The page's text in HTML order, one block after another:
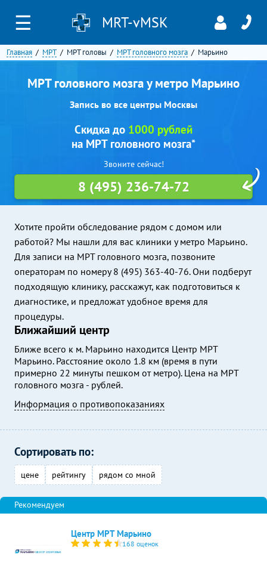
☰ MRT-vMSK
Главная МРТ МРТ головы МРТ головного мозга Марьино
МРТ головного мозга у метро Марьино
Запись во все центры Москвы
Хотите пройти обследование рядом с домом или
работой? Мы нашли для вас клиники у метро Марьино.
Для записи на МРТ головного мозга, позвоните
операторам по номеру 8 (495) 363-40-76. Они подберут
подходящую клинику, расскажут, как подготовиться к
диагностике, и предложат удобное время для
процедуры.
Ближайший центр
Ближе всего к м. Марьино находится Центр МРТ
Марьино. Расстояние около 1.8 км (время в пути
примерно 22 минуты пешком от метро). Цена на МРТ
головного мозга - рублей.
Информация о противопоказаниях
Скидка до 1000 рублей
на МРТ головного мозга*
Звоните сейчас!
8 (495) 236-74-72
Сортировать по:
цене рейтингу рядом со мной
Центр МРТ Марьино
168 оценок